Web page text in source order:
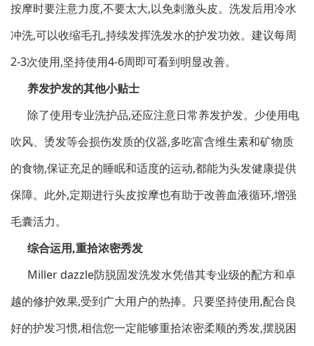
按摩时要注意力度,不要太大,以免刺激头皮。洗发后用冷水
冲洗,可以收缩毛孔,持续发挥洗发水的护发功效。建议每周
2-3次使用,坚持使用4-6周即可看到明显改善。
养发护发的其他小贴士
除了使用专业洗护品,还应注意日常养发护发。少使用电
吹风、烫发等会损伤发质的仪器,多吃富含维生素和矿物质
的食物,保证充足的睡眠和适度的运动,都能为头发健康提供
保障。此外,定期进行头皮按摩也有助于改善血液循环,增强
毛囊活力。
综合运用,重拾浓密秀发
Miller dazzle防脱固发洗发水凭借其专业级的配方和卓
越的修护效果,受到广大用户的热捧。只要坚持使用,配合良
好的护发习惯,相信您一定能够重拾浓密柔顺的秀发,摆脱困